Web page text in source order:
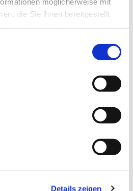
die Sie ihnen bereitgestellt
Details zeigen